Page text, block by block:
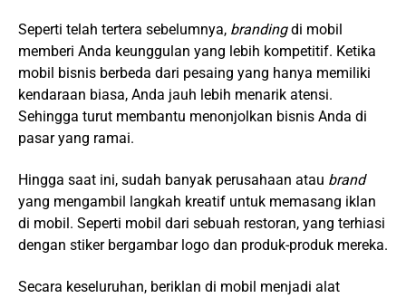
Seperti telah tertera sebelumnya, brandingdi mobil
memberi Anda keunggulan yang lebih kompetitif. Ketika
mobil bisnis berbeda dari pesaing yang hanya memiliki
kendaraan biasa, Anda jauh lebih menarik atensi.
Sehingga turut membantu menonjolkan bisnis Anda di
pasar yang ramai.
Hingga saat ini, sudah banyak perusahaan atau brand
yang mengambil langkah kreatif untuk memasang iklan
di mobil. Seperti mobil dari sebuah restoran, yang terhiasi
dengan stiker bergambar logo dan produk-produk mereka.
Secara keseluruhan, beriklan di mobil menjadi alat